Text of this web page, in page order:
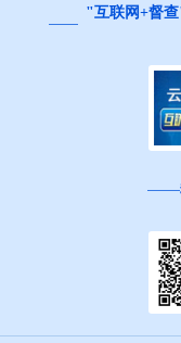
"互联网+督